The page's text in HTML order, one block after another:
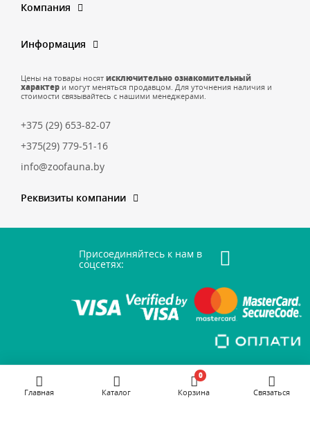
Компания
Информация
Цены на товары носят исключительно ознакомительный
характер и могут меняться продавцом. Для уточнения наличия и
стоимости связывайтесь с нашими менеджерами.
+375 (29) 653-82-07
+375(29) 779-51-16
info@zoofauna.by
Реквизиты компании
Присоединяйтесь к нам в
соцсетях:
Главная Каталог Корзина
0
Связаться